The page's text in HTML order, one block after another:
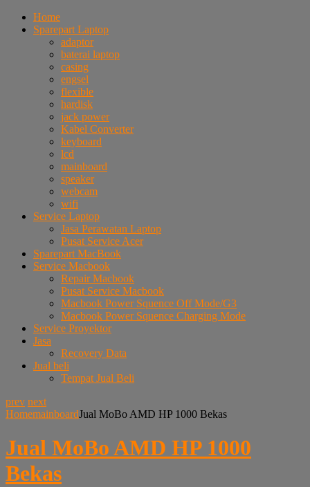
Home
Sparepart Laptop
adaptor
baterai laptop
casing
engsel
flexible
hardisk
jack power
Kabel Converter
keyboard
lcd
mainboard
speaker
webcam
wifi
Service Laptop
Jasa Perawatan Laptop
Pusat Service Acer
Sparepart MacBook
Service Macbook
Repair Macbook
Pusat Service Macbook
Macbook Power Squence Off Mode/G3
Macbook Power Squence Charging Mode
Service Proyektor
Jasa
Recovery Data
Jual beli
Tempat Jual Beli
prev next
HomemainboardJual MoBo AMD HP 1000 Bekas
Jual MoBo AMD HP 1000
Bekas